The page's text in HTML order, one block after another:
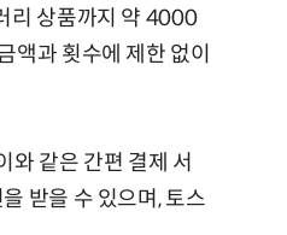
리 상품까지 약 4000
액과 횟수에 제한 없이
와 같은 간편 결제 서
받을 수 있으며, 토스